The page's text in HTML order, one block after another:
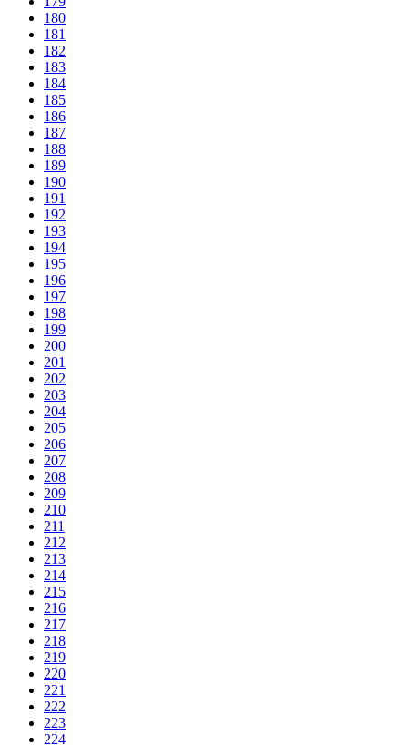
180
181
182
183
184
185
186
187
188
189
190
191
192
193
194
195
196
197
198
199
200
201
202
203
204
205
206
207
208
209
210
211
212
213
214
215
216
217
218
219
220
221
222
223
224